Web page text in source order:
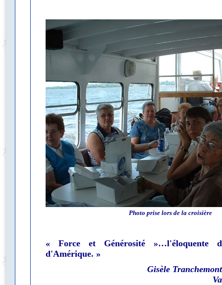
Photo prise lors de la croisière
« Force et Générosité »…l'éloquente
d'Amérique. »
Gisèle